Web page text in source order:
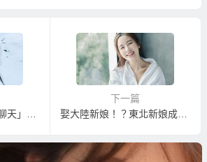
下一篇
娶大陸新娘！？東北新娘成功率為什麼長期高於其他地區？